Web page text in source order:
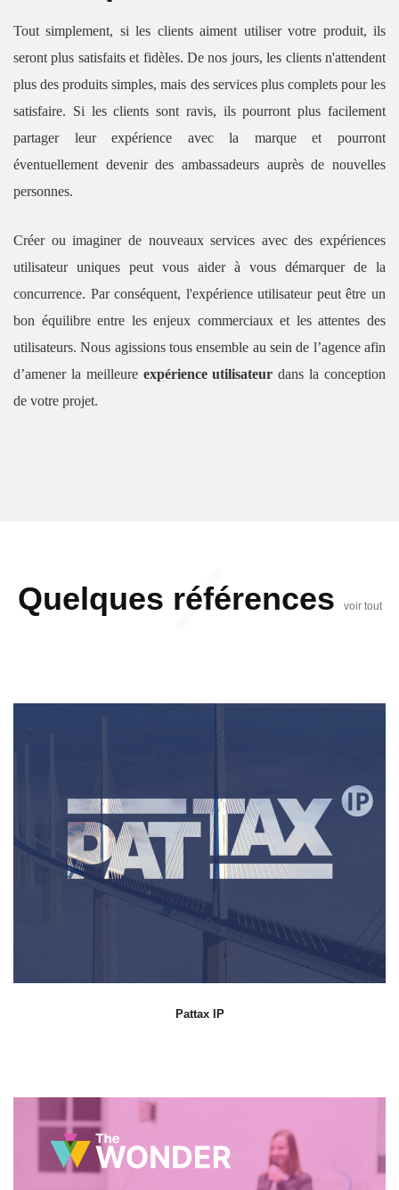
Tout simplement, si les clients aiment utiliser votre produit, ils
seront plus satisfaits et fidèles. De nos jours, les clients n'attendent
plus des produits simples, mais des services plus complets pour les
satisfaire. Si les clients sont ravis, ils pourront plus facilement
partager leur expérience avec la marque et pourront
éventuellement devenir des ambassadeurs auprès de nouvelles
personnes.
Créer ou imaginer de nouveaux services avec des expériences
utilisateur uniques peut vous aider à vous démarquer de la
concurrence. Par conséquent, l'expérience utilisateur peut être un
bon équilibre entre les enjeux commerciaux et les attentes des
utilisateurs. Nous agissions tous ensemble au sein de l’agence afin
d’amener la meilleure expérience utilisateur dans la conception
de votre projet.
Quelques références voir tout
Pattax IP